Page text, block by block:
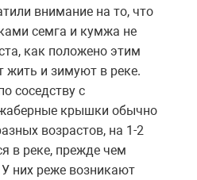
внимание на то, что
семга и кумжа не
как положено этим
и зимуют в реке.
соседству с
крышки обычно
возрастов, на 1-2
в реке, прежде чем
них реже возникают